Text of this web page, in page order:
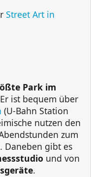
Street Art in
Park im
ist bequem über
(U-Bahn Station
nutzen den
zum
. Daneben gibt es
und von
.